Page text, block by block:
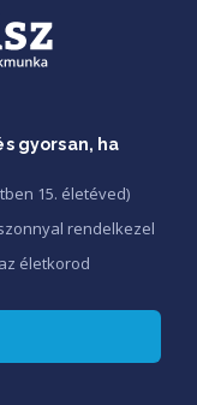
gyorsan, ha
15. életéved)
rendelkezel
életkorod